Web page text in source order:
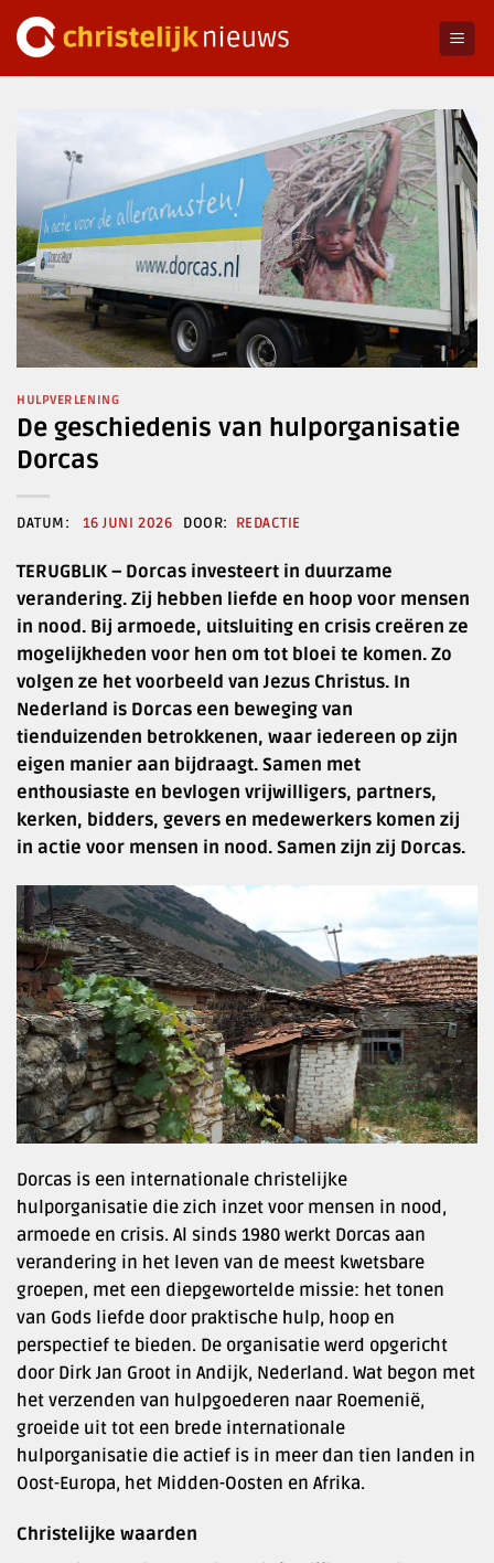
naar
HULPVERLENING
De geschiedenis van hulporganisatie
Dorcas
16 JUNI 2026 REDACTIE
TERUGBLIK – Dorcas investeert in duurzame
verandering. Zij hebben liefde en hoop voor mensen
in nood. Bij armoede, uitsluiting en crisis creëren ze
mogelijkheden voor hen om tot bloei te komen. Zo
volgen ze het voorbeeld van Jezus Christus. In
Nederland is Dorcas een beweging van
tienduizenden betrokkenen, waar iedereen op zijn
eigen manier aan bijdraagt. Samen met
enthousiaste en bevlogen vrijwilligers, partners,
kerken, bidders, gevers en medewerkers komen zij
in actie voor mensen in nood. Samen zijn zij Dorcas.
Dorcas is een internationale christelijke
hulporganisatie die zich inzet voor mensen in nood,
armoede en crisis. Al sinds 1980 werkt Dorcas aan
verandering in het leven van de meest kwetsbare
groepen, met een diepgewortelde missie: het tonen
van Gods liefde door praktische hulp, hoop en
perspectief te bieden. De organisatie werd opgericht
door Dirk Jan Groot in Andijk, Nederland. Wat begon met
het verzenden van hulpgoederen naar Roemenië,
groeide uit tot een brede internationale
hulporganisatie die actief is in meer dan tien landen in
Oost-Europa, het Midden-Oosten en Afrika.
Christelijke waarden